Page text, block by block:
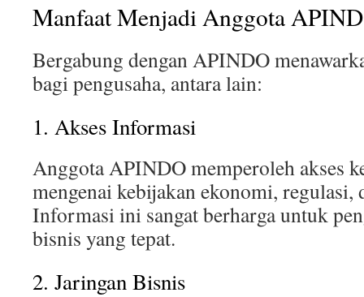
Manfaat Menjadi Anggota
Bergabung dengan APINDO
bagi pengusaha, antara lain:
1. Akses Informasi
Anggota APINDO memperoleh akses
mengenai kebijakan ekonomi, regulasi,
Informasi ini sangat berharga untuk
bisnis yang tepat.
2. Jaringan Bisnis